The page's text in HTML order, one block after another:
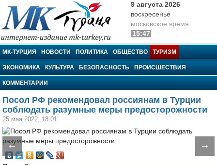
МК-Турция
9 августа 2026
воскресенье
московское время
15:47
МК-ТУРЦИЯ НОВОСТИ ПОЛИТИКА ОБЩЕСТВО ТУРИЗМ
ЭКОНОМИКА КУЛЬТУРА БЕЗОПАСНОСТЬ ПРОИСШЕСТВИЯ
КОММЕНТАРИИ
Посол РФ рекомендовал россиянам в Турции
соблюдать разумные меры предосторожности
25 мая 2022, 18:01
← →